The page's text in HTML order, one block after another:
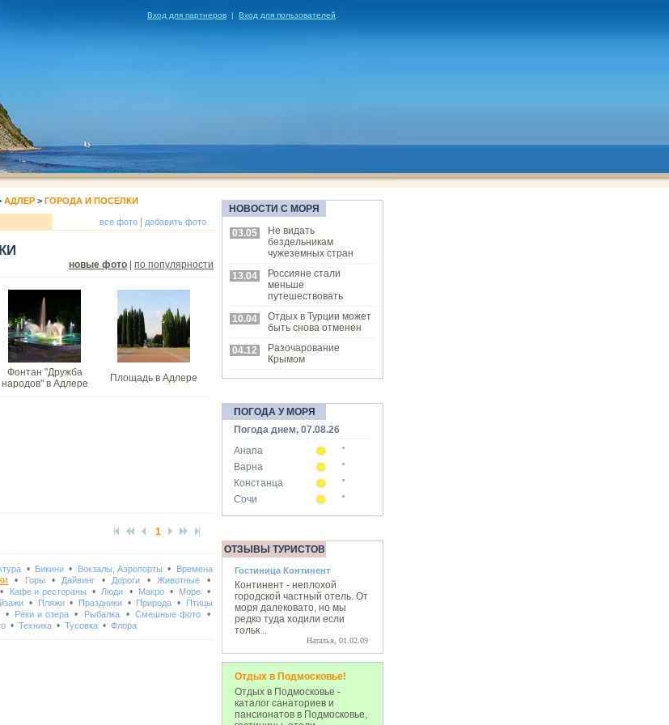
Вход для партнеров | Вход для пользователей
АДЛЕР > ГОРОДА И ПОСЕЛКИ
все фото добавить фото
новые фото по популярности
Фонтан "Дружба
народов" в Адлере
Площадь в Адлере
1
• Бикини • Вокзалы, Аэропорты •
Времена
• Горы •Дайвинг •Дороги •Животные •
• Кафе и рестораны •Люди • Макро• Море •
• Пляжи• Праздники• Природа • Птицы
• Реки и озера• Рыбалка•Смешные фото•
• Техника• Тусовка• Флора
НОВОСТИ С МОРЯ
03.05
Не видать
бездельникам
чужеземных стран
13.04
Россияне стали
меньше
путешествовать
10.04
Отдых в Турции может
быть снова отменен
04.12
Разочарование
Крымом
ПОГОДА У МОРЯ
Погода днем, 07.08.26
Анапа
°
Варна
°
Констанца
°
Сочи
°
ОТЗЫВЫ ТУРИСТОВ
Гостиница Континент
Континент - неплохой
городской частный отель. От
моря далековато, но мы
редко туда ходили если
тольк...
Наталья, 01.02.09
Отдых в Подмосковье!
Отдых в Подмосковье -
каталог санаториев и
пансионатов в Подмосковье,